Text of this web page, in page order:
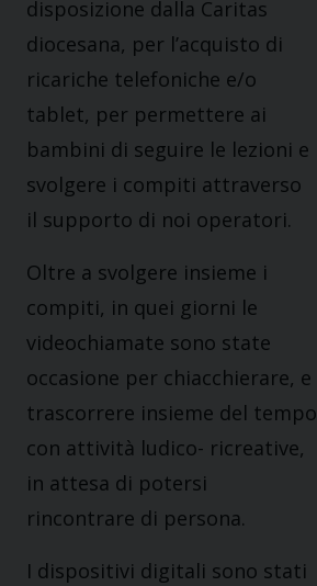
disposizione dalla Caritas
diocesana, per l’acquisto di
ricariche telefoniche e/o
tablet, per permettere ai
bambini di seguire le lezioni e
svolgere i compiti attraverso
il supporto di noi operatori.
Oltre a svolgere insieme i
compiti, in quei giorni le
videochiamate sono state
occasione per chiacchierare, e
trascorrere insieme del tempo
con attività ludico- ricreative,
in attesa di potersi
rincontrare di persona.
I dispositivi digitali sono stati